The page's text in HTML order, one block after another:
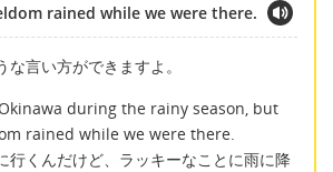
rained while we were there.
言い方ができますよ。
during the rainy season, but
rained while we were there.
行くんだけど、ラッキーなことに雨に降